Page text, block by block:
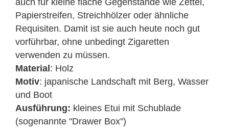
auch für kleine flache Gegenstände wie Zettel,
Papierstreifen, Streichhölzer oder ähnliche
Requisiten. Damit ist sie auch heute noch gut
vorführbar, ohne unbedingt Zigaretten
verwenden zu müssen.
Material : Holz
Motiv: japanische Landschaft mit Berg, Wasser
und Boot
Ausführung: kleines Etui mit Schublade
(sogenannte "Drawer Box")